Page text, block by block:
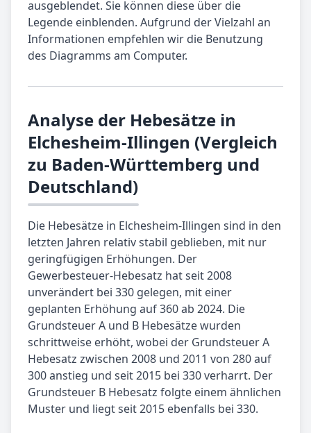
ausgeblendet. Sie können diese über die
Legende einblenden. Aufgrund der Vielzahl an
Informationen empfehlen wir die Benutzung
des Diagramms am Computer.
Analyse der Hebesätze in
Elchesheim-Illingen (Vergleich
zu Baden-Württemberg und
Deutschland)
Die Hebesätze in Elchesheim-Illingen sind in den
letzten Jahren relativ stabil geblieben, mit nur
geringfügigen Erhöhungen. Der
Gewerbesteuer-Hebesatz hat seit 2008
unverändert bei 330 gelegen, mit einer
geplanten Erhöhung auf 360 ab 2024. Die
Grundsteuer A und B Hebesätze wurden
schrittweise erhöht, wobei der Grundsteuer A
Hebesatz zwischen 2008 und 2011 von 280 auf
300 anstieg und seit 2015 bei 330 verharrt. Der
Grundsteuer B Hebesatz folgte einem ähnlichen
Muster und liegt seit 2015 ebenfalls bei 330.